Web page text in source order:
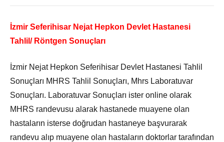
İzmir Seferihisar Nejat Hepkon Devlet Hastanesi
Tahlil/ Röntgen Sonuçları
İzmir Nejat Hepkon Seferihisar Devlet Hastanesi Tahlil
Sonuçları MHRS Tahlil Sonuçları, Mhrs Laboratuvar
Sonuçları. Laboratuvar Sonuçları ister online olarak
MHRS randevusu alarak hastanede muayene olan
hastaların isterse doğrudan hastaneye başvurarak
randevu alıp muayene olan hastaların doktorlar tarafından